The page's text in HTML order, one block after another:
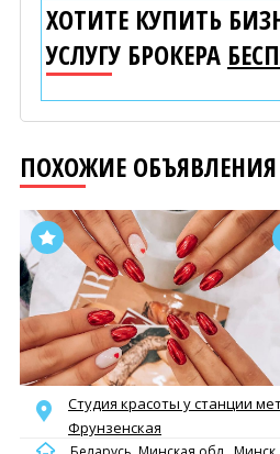
ХОТИТЕ КУПИТЬ
УСЛУГУ БРОКЕРА
ПОХОЖИЕ ОБЪЯВЛЕНИЯ
Студия красоты у станции
Фрунзенская